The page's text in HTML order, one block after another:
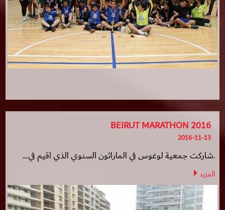
BEIRUT MARATHON 2016
2016-11-13
.شاركت جمعية لوغوس في الماراثون السنوي الذي اقيم في...
المزيد